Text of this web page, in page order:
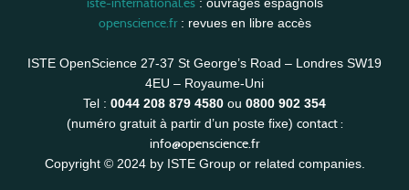
openscience.fr: revues en libre accès
ISTE OpenScience 27-37 St George’s Road – Londres SW19
4EU – Royaume-Uni
Tel : 0044 208 879 4580 ou 0800 902 354
(numéro gratuit à partir d’un poste fixe) contact :
info@openscience.fr
Copyright © 2024 by ISTE Group or related companies.